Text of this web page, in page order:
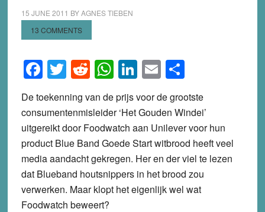
15 JUNE 2011 BYAGNES TIEBEN
13 COMMENTS
Facebook
Twitter
Reddit
WhatsApp
LinkedIn
EmailShare
De toekenning van de prijs voor de grootste
consumentenmisleider ‘Het Gouden Windei’
uitgereikt door Foodwatch aan Unilever voor hun
product Blue Band Goede Start witbrood heeft veel
media aandacht gekregen. Her en der viel te lezen
dat Blueband houtsnippers in het brood zou
verwerken. Maar klopt het eigenlijk wel wat
Foodwatch beweert?